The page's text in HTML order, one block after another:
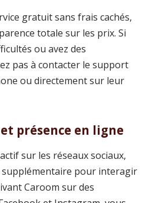
gratuit sans frais cachés,
totale sur les prix. Si
ou avez des
pas à contacter le support
ou directement sur leur
présence en ligne
sur les réseaux sociaux,
pour interagir
Caroom sur des